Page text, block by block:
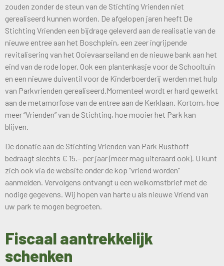
zouden zonder de steun van de Stichting Vrienden niet
gerealiseerd kunnen worden. De afgelopen jaren heeft De
Stichting Vrienden een bijdrage geleverd aan de realisatie van de
nieuwe entree aan het Boschplein, een zeer ingrijpende
revitalisering van het Ooievaarseiland en de nieuwe bank aan het
eind van de rode loper. Ook een plantenkasje voor de Schooltuin
en een nieuwe duiventil voor de Kinderboerderij werden met hulp
van Parkvrienden gerealiseerd.Momenteel wordt er hard gewerkt
aan de metamorfose van de entree aan de Kerklaan. Kortom, hoe
meer “Vrienden” van de Stichting, hoe mooier het Park kan
blijven.
De donatie aan de Stichting Vrienden van Park Rusthoff
bedraagt slechts € 15.– per jaar (meer mag uiteraard ook). U kunt
zich ook via de website onder de kop “vriend worden”
aanmelden. Vervolgens ontvangt u een welkomstbrief met de
nodige gegevens. Wij hopen van harte u als nieuwe Vriend van
uw park te mogen begroeten.
Fiscaal aantrekkelijk
schenken